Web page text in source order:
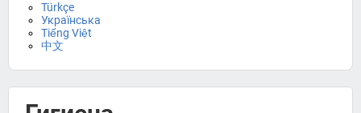
Türkçe
Українська
Tiếng Việt
中文